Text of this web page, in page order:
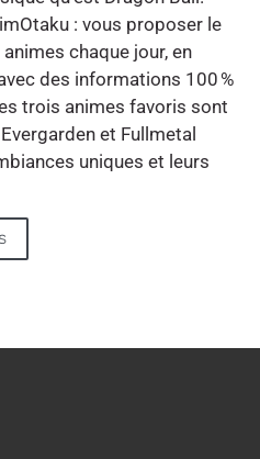
: vous proposer le
chaque jour, en
des informations 100 %
trois animes favoris sont
et Fullmetal
uniques et leurs